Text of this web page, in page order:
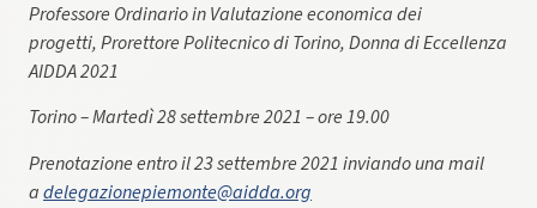
Professore Ordinario in Valutazione economica dei
progetti, Prorettore Politecnico di Torino, Donna di Eccellenza
AIDDA 2021
Torino – Martedì 28 settembre 2021 – ore 19.00
Prenotazione entro il 23 settembre 2021 inviando una mail
adelegazionepiemonte@aidda.org